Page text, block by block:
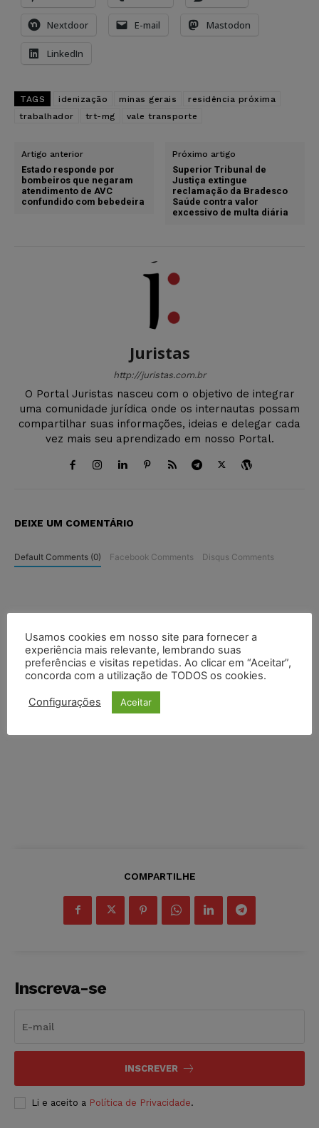
Nextdoor E-mail Mastodon
LinkedIn
TAGS idenização minas gerais
residência próxima
trabalhador
trt-mg vale transporte
Artigo anterior
Estado responde por
bombeiros que negaram
atendimento de AVC
confundido com bebedeira
Próximo artigo
Superior Tribunal de
Justiça extingue
reclamação da Bradesco
Saúde contra valor
excessivo de multa diária
Juristas
http://juristas.com.br
O Portal Juristas nasceu com o objetivo de integrar
uma comunidade jurídica onde os internautas possam
compartilhar suas informações, ideias e delegar cada
vez mais seu aprendizado em nosso Portal.
DEIXE UM COMENTÁRIO
Default Comments (0) Facebook Comments Disqus Comments
COMPARTILHE
Inscreva-se
INSCREVER
Li e aceito a Política de Privacidade.
Usamos cookies em nosso site para fornecer a
experiência mais relevante, lembrando suas
preferências e visitas repetidas. Ao clicar em “Aceitar”,
concorda com a utilização de TODOS os cookies.
Configurações Aceitar